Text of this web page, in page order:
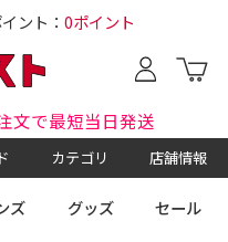
ント： 0ポイント
文で最短当日発送
カテゴリ 店舗情報
ズ グッズ セール